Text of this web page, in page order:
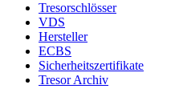
Tresorschlösser
VDS
Hersteller
ECBS
Sicherheitszertifikate
Tresor Archiv